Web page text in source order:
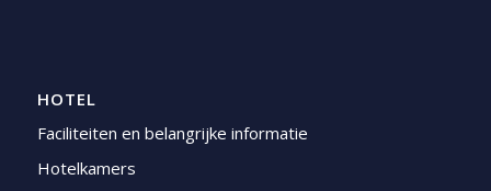
HOTEL
Faciliteiten en belangrijke informatie
Hotelkamers